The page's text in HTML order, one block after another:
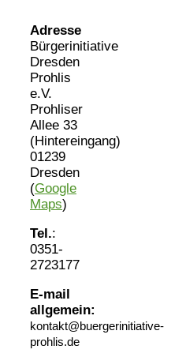
Adresse
Bürgerinitiative
Dresden
Prohlis
e.V.
Prohliser
Allee 33
(Hintereingang)
01239
Dresden
(Google
Maps)
Tel.:
0351-
2723177
E-mail
allgemein:
kontakt@buergerinitiative-
prohlis.de